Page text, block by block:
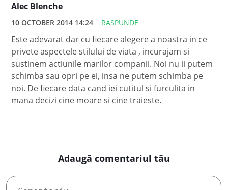
Alec Blenche
10 OCTOBER 2014 14:24 RASPUNDE
Este adevarat dar cu fiecare alegere a noastra in ce
privete aspectele stilului de viata , incurajam si
sustinem actiunile marilor companii. Noi nu ii putem
schimba sau opri pe ei, insa ne putem schimba pe
noi. De fiecare data cand iei cutitul si furculita in
mana decizi cine moare si cine traieste.
Adaugă comentariul tău